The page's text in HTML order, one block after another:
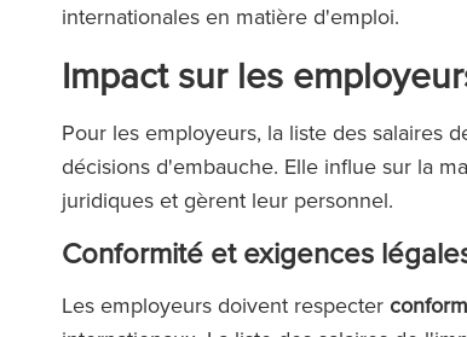
internationales en matière d'emploi.
Impact sur les
Pour les employeurs, la liste des salaires
décisions d'embauche. Elle influe sur la
juridiques et gèrent leur personnel.
Conformité et exigences
Les employeurs doivent respecter